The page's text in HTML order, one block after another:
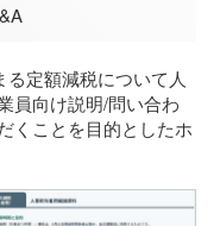
定額減税について人
員向け説明/問い合わ
くことを目的としたホ